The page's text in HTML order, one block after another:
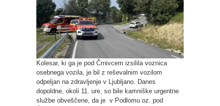
Kolesar, ki ga je pod Črnivcem izsilila voznica
osebnega vozila, je bil z reševalnim vozilom
odpeljan na zdravljenje v Ljubljano. Danes
dopoldne, okoli 11. ure, so bile kamniške urgentne
službe obveščene, da je v Podlomu oz. pod